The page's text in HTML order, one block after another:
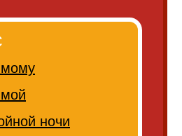
ночи